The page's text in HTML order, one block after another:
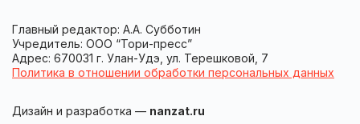
Главный редактор: А.А. Субботин
Учредитель: ООО “Тори-пресс”
Адрес: 670031 г. Улан-Удэ, ул. Терешковой, 7
Политика в отношении обработки персональных данных
Дизайн и разработка — nanzat.ru